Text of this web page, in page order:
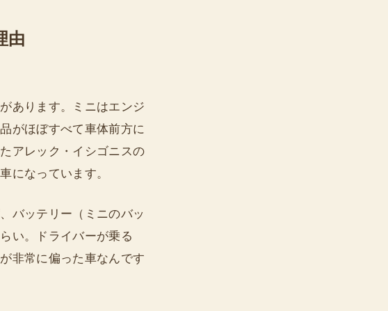
由
あります。ミニはエンジ
がほぼすべて車体前方に
アレック・イシゴニスの
になっています。
バッテリー（ミニのバッ
い。ドライバーが乗る
非常に偏った車なんです